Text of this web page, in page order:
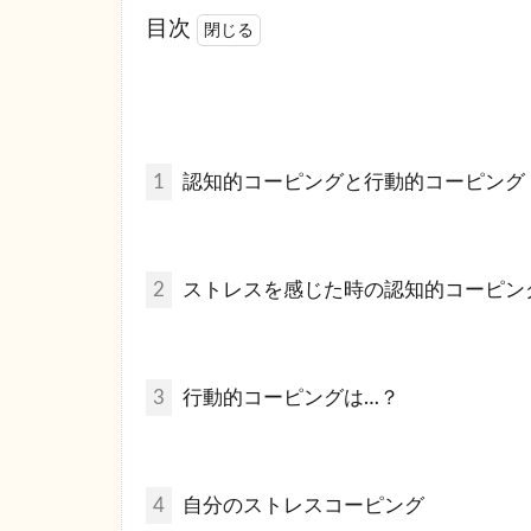
目次
1 認知的コーピングと行動的コーピング
2 ストレスを感じた時の認知的コーピン
3 行動的コーピングは…？
4 自分のストレスコーピング